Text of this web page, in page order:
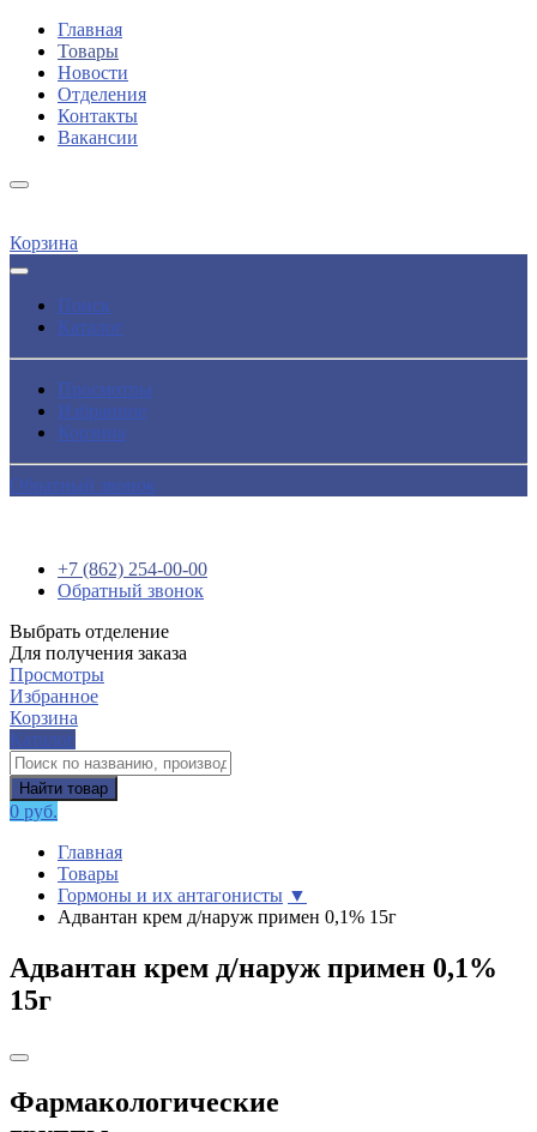
Главная
Товары
Новости
Отделения
Контакты
Вакансии
Корзина
Поиск
Каталог
Просмотры
Избранное
Корзина
Обратный звонок
+7 (862) 254-00-00
Обратный звонок
Выбрать отделение
Для получения заказа
Просмотры
Избранное
Корзина
Каталог
Найти товар
0 руб.
Главная
Товары
Гормоны и их антагонисты ▼
Адвантан крем д/наруж примен 0,1% 15г
Адвантан крем д/наруж примен 0,1%
15г
Фармакологические